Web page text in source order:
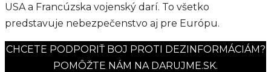
USA a Francúzska vojenský darí. To všetko
predstavuje nebezpečenstvo aj pre Európu.
CHCETE PODPORIŤ BOJ PROTI DEZINFORMÁCIÁM?
POMÔŽTE NÁM NA DARUJME.SK.